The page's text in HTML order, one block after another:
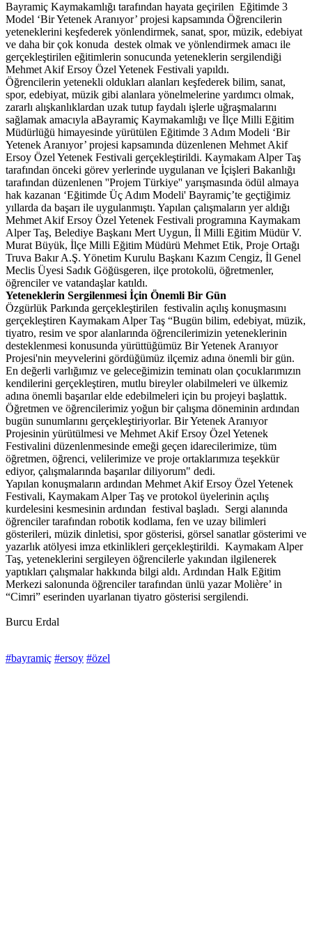
Bayramiç Kaymakamlığı tarafından hayata geçirilen Eğitimde 3
Model ‘Bir Yetenek Aranıyor’ projesi kapsamında Öğrencilerin
yeteneklerini keşfederek yönlendirmek, sanat, spor, müzik, edebiyat
ve daha bir çok konuda destek olmak ve yönlendirmek amacı ile
gerçekleştirilen eğitimlerin sonucunda yeteneklerin sergilendiği
Mehmet Akif Ersoy Özel Yetenek Festivali yapıldı.
Öğrencilerin yetenekli oldukları alanları keşfederek bilim, sanat,
spor, edebiyat, müzik gibi alanlara yönelmelerine yardımcı olmak,
zararlı alışkanlıklardan uzak tutup faydalı işlerle uğraşmalarını
sağlamak amacıyla aBayramiç Kaymakamlığı ve İlçe Milli Eğitim
Müdürlüğü himayesinde yürütülen Eğitimde 3 Adım Modeli ‘Bir
Yetenek Aranıyor’ projesi kapsamında düzenlenen Mehmet Akif
Ersoy Özel Yetenek Festivali gerçekleştirildi. Kaymakam Alper Taş
tarafından önceki görev yerlerinde uygulanan ve İçişleri Bakanlığı
tarafından düzenlenen ''Projem Türkiye'' yarışmasında ödül almaya
hak kazanan ‘Eğitimde Üç Adım Modeli' Bayramiç’te geçtiğimiz
yıllarda da başarı ile uygulanmıştı. Yapılan çalışmaların yer aldığı
Mehmet Akif Ersoy Özel Yetenek Festivali programına Kaymakam
Alper Taş, Belediye Başkanı Mert Uygun, İl Milli Eğitim Müdür V.
Murat Büyük, İlçe Milli Eğitim Müdürü Mehmet Etik, Proje Ortağı
Truva Bakır A.Ş. Yönetim Kurulu Başkanı Kazım Cengiz, İl Genel
Meclis Üyesi Sadık Göğüsgeren, ilçe protokolü, öğretmenler,
öğrenciler ve vatandaşlar katıldı.
Yeteneklerin Sergilenmesi İçin Önemli Bir Gün
Özgürlük Parkında gerçekleştirilen festivalin açılış konuşmasını
gerçekleştiren Kaymakam Alper Taş “Bugün bilim, edebiyat, müzik,
tiyatro, resim ve spor alanlarında öğrencilerimizin yeteneklerinin
desteklenmesi konusunda yürüttüğümüz Bir Yetenek Aranıyor
Projesi'nin meyvelerini gördüğümüz ilçemiz adına önemli bir gün.
En değerli varlığımız ve geleceğimizin teminatı olan çocuklarımızın
kendilerini gerçekleştiren, mutlu bireyler olabilmeleri ve ülkemiz
adına önemli başarılar elde edebilmeleri için bu projeyi başlattık.
Öğretmen ve öğrencilerimiz yoğun bir çalışma döneminin ardından
bugün sunumlarını gerçekleştiriyorlar. Bir Yetenek Aranıyor
Projesinin yürütülmesi ve Mehmet Akif Ersoy Özel Yetenek
Festivalini düzenlenmesinde emeği geçen idarecilerimize, tüm
öğretmen, öğrenci, velilerimize ve proje ortaklarımıza teşekkür
ediyor, çalışmalarında başarılar diliyorum" dedi.
Yapılan konuşmaların ardından Mehmet Akif Ersoy Özel Yetenek
Festivali, Kaymakam Alper Taş ve protokol üyelerinin açılış
kurdelesini kesmesinin ardından festival başladı. Sergi alanında
öğrenciler tarafından robotik kodlama, fen ve uzay bilimleri
gösterileri, müzik dinletisi, spor gösterisi, görsel sanatlar gösterimi ve
yazarlık atölyesi imza etkinlikleri gerçekleştirildi. Kaymakam Alper
Taş, yeteneklerini sergileyen öğrencilerle yakından ilgilenerek
yaptıkları çalışmalar hakkında bilgi aldı. Ardından Halk Eğitim
Merkezi salonunda öğrenciler tarafından ünlü yazar Molière’ in
“Cimri” eserinden uyarlanan tiyatro gösterisi sergilendi.
Burcu Erdal
#bayramiç #ersoy #özel